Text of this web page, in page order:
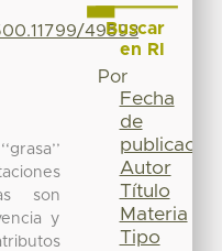
49593
son
y
Buscar
en RI
Por
Fecha
de
publicación
Autor
Título
Materia
Tipo